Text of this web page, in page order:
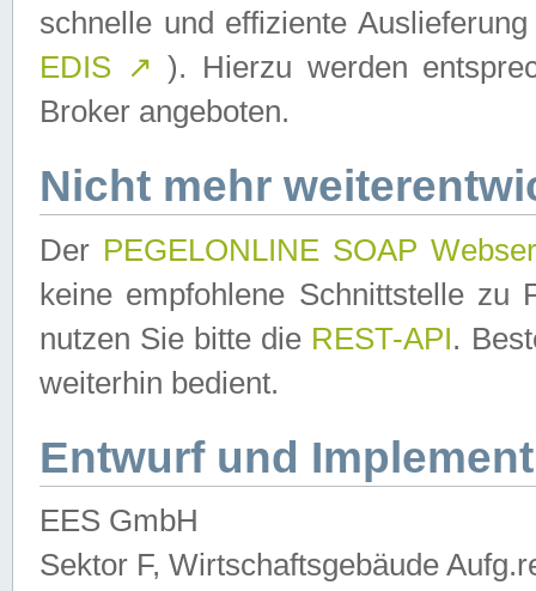
schnelle und effiziente
EDIS ↗ ). Hierzu werden
Broker angeboten.
Nicht mehr
Der PEGELONLINE SOAP
keine empfohlene Schnittstelle zu
nutzen Sie bitte die REST-API.
weiterhin bedient.
Entwurf und
EES GmbH
Sektor F, Wirtschaftsgebäude